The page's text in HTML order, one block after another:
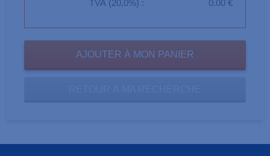
TVA (20,0%) :
0.00 €